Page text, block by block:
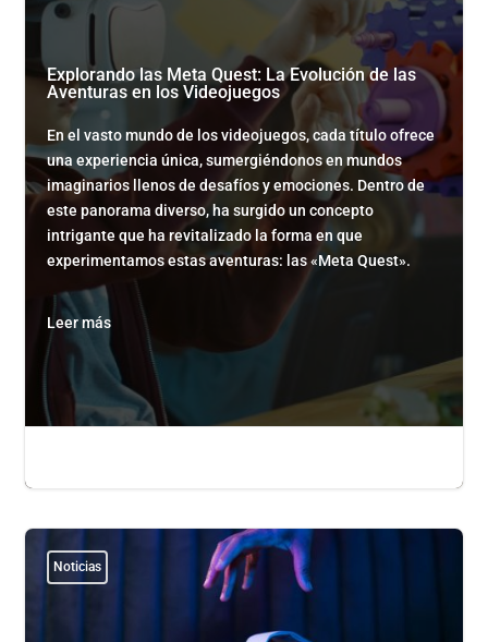
Explorando las Meta Quest: La Evolución de las
Aventuras en los Videojuegos
En el vasto mundo de los videojuegos, cada título ofrece
una experiencia única, sumergiéndonos en mundos
imaginarios llenos de desafíos y emociones. Dentro de
este panorama diverso, ha surgido un concepto
intrigante que ha revitalizado la forma en que
experimentamos estas aventuras: las «Meta Quest».
Leer más
Noticias